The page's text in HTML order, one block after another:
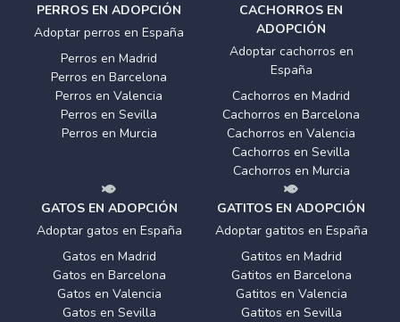
PERROS EN ADOPCIÓN
Adoptar perros en España
Perros en Madrid
Perros en Barcelona
Perros en Valencia
Perros en Sevilla
Perros en Murcia
CACHORROS EN
ADOPCIÓN
Adoptar cachorros en
España
Cachorros en Madrid
Cachorros en Barcelona
Cachorros en Valencia
Cachorros en Sevilla
Cachorros en Murcia
GATOS EN ADOPCIÓN
Adoptar gatos en España
Gatos en Madrid
Gatos en Barcelona
Gatos en Valencia
Gatos en Sevilla
GATITOS EN ADOPCIÓN
Adoptar gatitos en España
Gatitos en Madrid
Gatitos en Barcelona
Gatitos en Valencia
Gatitos en Sevilla